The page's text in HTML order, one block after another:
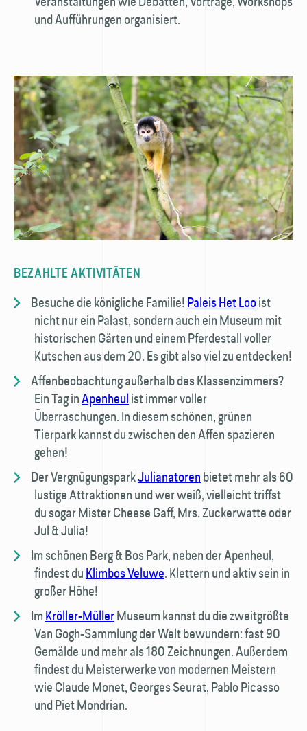
und Aufführungen organisiert.
BEZAHLTE AKTIVITÄTEN
Besuche die königliche Familie!Paleis Het Looist
nicht nur ein Palast, sondern auch ein Museum mit
historischen Gärten und einem Pferdestall voller
Kutschen aus dem 20. Es gibt also viel zu entdecken!
Affenbeobachtung außerhalb des Klassenzimmers?
Ein Tag inApenheulist immer voller
Überraschungen. In diesem schönen, grünen
Tierpark kannst du zwischen den Affen spazieren
gehen!
Der VergnügungsparkJulianatorenbietet mehr als 60
lustige Attraktionen und wer weiß, vielleicht triffst
du sogar Mister Cheese Gaff, Mrs. Zuckerwatte oder
Jul & Julia!
Im schönen Berg & Bos Park, neben der Apenheul,
findest duKlimbos Veluwe. Klettern und aktiv sein in
großer Höhe!
ImKröller-MüllerMuseum kannst du die zweitgrößte
Van Gogh-Sammlung der Welt bewundern: fast 90
Gemälde und mehr als 180 Zeichnungen. Außerdem
findest du Meisterwerke von modernen Meistern
wie Claude Monet, Georges Seurat, Pablo Picasso
und Piet Mondrian.